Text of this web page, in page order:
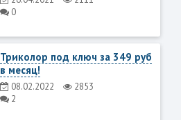
0
Триколор под ключ за 349 руб
в месяц!
08.02.2022
2853
2